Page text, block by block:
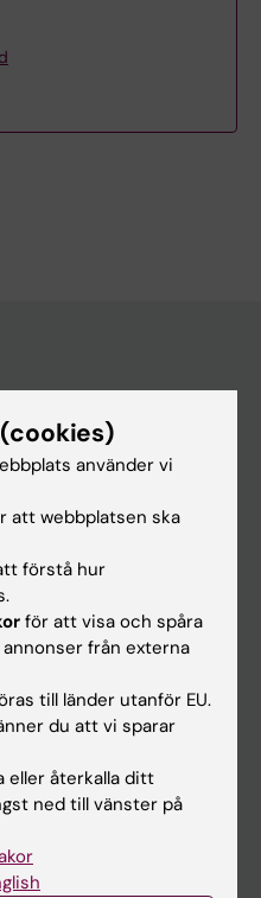
använder vi
att webbplatsen ska
förstå hur
för att visa och spåra
från externa
till länder utanför EU.
du att vi sparar
eller återkalla ditt
ned till vänster på